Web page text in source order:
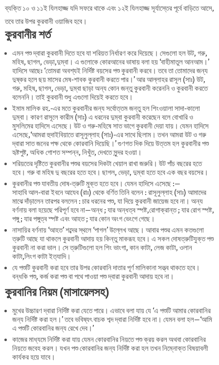
ব্যক্তি ১০ ও ১১ই যিলহাজ্জ যদি সফরে থাকে এবং ১২ই যিলহাজ্জ সূর্যাস্তের পূর্বে বাড়িতে আসে,
তবে তার উপর কুরবানী ওয়াজিব হবে।
কুরবানীর শর্ত
এমন পশু দ্বারা কুরবানী দিতে হবে যা শরিয়ত নির্ধারণ করে দিয়েছে। সেগুলো হল উট, গরু,
মহিষ, ছাগল, ভেড়া,দুম্বা। এ গুলোকে কোরআনের ভাষায় বলা হয় ‘বাহীমাতুল আনআম।’
হাদিসে আছেঃ ‘তোমরা অবশ্যই নির্দিষ্ট বয়সের পশু কুরবানী করবে। তবে তা তোমাদের জন্য
দুষ্কর হলে ছয় মাসের মেষ-শাবক কুরবানী করতে পার।’ আর আল্লাহর রাসূল (সাঃ) উট,
গরু, মহিষ, ছাগল, ভেড়া, দুম্বা ছাড়া অন্য কোন জন্তু কুরবানী করেননি ও কুরবানী করতে
বলেননি। তাই কুরবানী শুধু এগুলো দিয়েই করতে হবে।
ইমাম মালিক রহ.-এর মতে কুরবানীর জন্য সর্বোত্তম জন্তু হল শিংওয়ালা সাদা-কালো
দুম্বা। কারণ রাসূলে কারীম (সাঃ) এ ধরনের দুম্বা কুরবানী করেছেন বলে বোখারি ও
মুসলিমের হাদিসে এসেছে। উট ও গরু-মহিষে সাত ভাগে কুরবানী দেয়া যায়। যেমন হাদিসে
এসেছে,‘আমরা হুদাইবিয়াতে রাসূলুল্লাহ (সাঃ)-এর সাথে ছিলাম। তখন আমরা উট ও গরু
দ্বারা সাত জনের পক্ষ থেকে কোরবানি দিয়েছি।’ গুণগত দিক দিয়ে উত্তম হল কুরবানীর পশু
হৃষ্টপুষ্ট, অধিক গোশত সম্পন্ন, নিখুঁত, দেখতে সুন্দর হওয়া।
শরিয়তের দৃষ্টিতে কুরবানীর পশুর বয়সের দিকটা খেয়াল রাখা জরুরি। উট পাঁচ বছরের হতে
হবে। গরু বা মহিষ দু বছরের হতে হবে। ছাগল, ভেড়া, দুম্বা হতে হবে এক বছর বয়সের।
কুরবানীর পশু যাবতীয় দোষ-ত্রুটি মুক্ত হতে হবে। যেমন হাদিসে এসেছে :—
সাহাবি আল-বারা ইবনে আযেব (রাঃ) থেকে বর্ণিত তিনি বলেন : রাসূলুল্লাহ (সাঃ) আমাদের
মাঝে দাঁড়ালেন তারপর বললেন : চার ধরনের পশু, যা দিয়ে কুরবানী জায়েজ হবে না। অন্য
বর্ণনায় বলা হয়েছে পরিপূর্ণ হবে না—অন্ধ ; যার অন্ধত্ব স্পষ্ট,রোগাক্রান্ত ; যার রোগ স্পষ্ট,
পঙ্গু ; যার পঙ্গুত্ব স্পষ্ট এবং আহত ; যার কোন অংগ ভেংগে গেছে।
নাসায়ির বর্ণনায় ‘আহত’ শব্দের স্থলে ‘পাগল’ উল্লেখ আছে। আবার পশুর এমন কতগুলো
ত্রুটি আছে যা থাকলে কুরবানী আদায় হয় কিন্তু মাকরূহ হবে। এ সকল দোষত্রুটিযুক্ত পশু
কুরবানী না করা ভাল। সে ত্রুটিগুলো হল শিং ভাংগা, কান কাটা, লেজ কাটা, ওলান
কাটা,লিংগ কাটা ইত্যাদি।
যে পশুটি কুরবানী করা হবে তার উপর কোরবানি দাতার পূর্ণ মালিকানা সত্ত্ব থাকতে হবে।
বন্ধকি পশু, কর্জ করা পশু বা পথে পাওয়া পশু দ্বারা কুরবানী আদায় হবে না।
কুরবানির নিয়ম (মাসায়েলসহ)
মুখের উচ্চারণ দ্বারা নির্দিষ্ট করা যেতে পারে। এভাবে বলা যায় যে ‘এ পশুটি আমার কোরবানির
জন্য নির্দিষ্ট করা হল।’ তবে ভবিষ্যৎ বাচক শব্দ দ্বারা নির্দিষ্ট হবে না। যেমন বলা হল—‘আমি
এ পশুটি কোরবানির জন্য রেখে দেব।’
কাজের মাধ্যমে নির্দিষ্ট করা যায় যেমন কোরবানির নিয়তে পশু ক্রয় করল অথবা কোরবানির
নিয়তে জবেহ করল। যখন পশু কোরবানির জন্য নির্দিষ্ট করা হল তখন নিম্নোক্ত বিষয়াবলী
কার্যকর হয়ে যাবে।